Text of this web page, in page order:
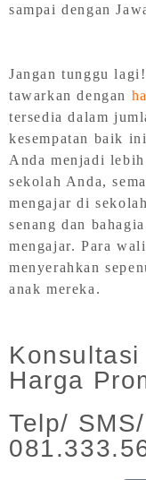
sampai dengan
Jangan tunggu
tawarkan dengan
tersedia dalam
kesempatan baik
Anda menjadi
sekolah Anda,
mengajar di
senang dan
mengajar. Para
menyerahkan
anak mereka.
Harga
Telp/